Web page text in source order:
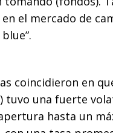
el mercado de
coincidieron en
tuvo una fuerte
hasta un